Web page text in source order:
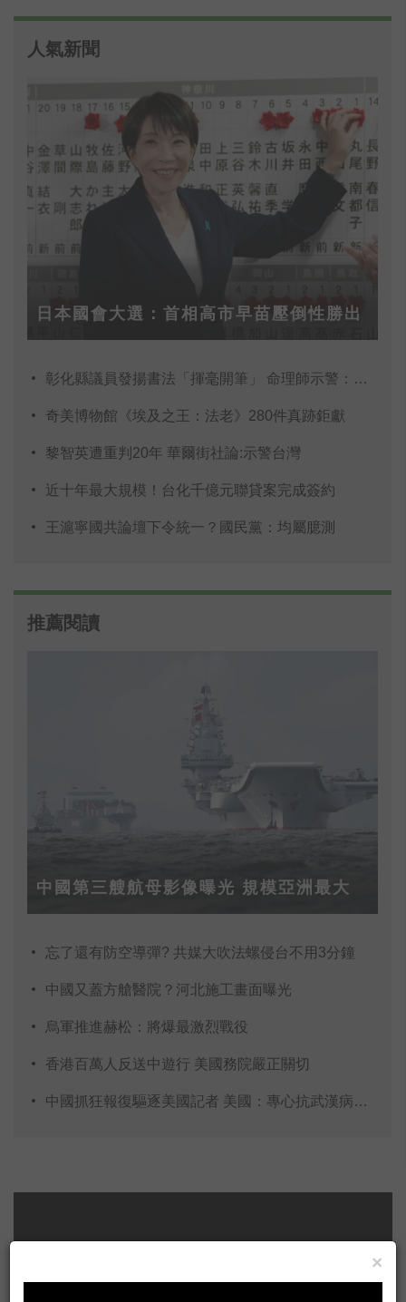
人氣新聞
日本國會大選：首相高市早苗壓倒性勝出
彰化縣議員發揚書法「揮毫開筆」 命理師示警：不
奇美博物館《埃及之王：法老》280件真跡鉅獻
黎智英遭重判20年 華爾街社論:示警台灣
近十年最大規模！台化千億元聯貸案完成簽約
王滬寧國共論壇下令統一？國民黨：均屬臆測
推薦閱讀
中國第三艘航母影像曝光 規模亞洲最大
忘了還有防空導彈? 共媒大吹法螺侵台不用3分鐘
中國又蓋方艙醫院？河北施工畫面曝光
烏軍推進赫松：將爆最激烈戰役
香港百萬人反送中遊行 美國務院嚴正關切
中國抓狂報復驅逐美國記者 美國：專心抗武漢病毒！
×